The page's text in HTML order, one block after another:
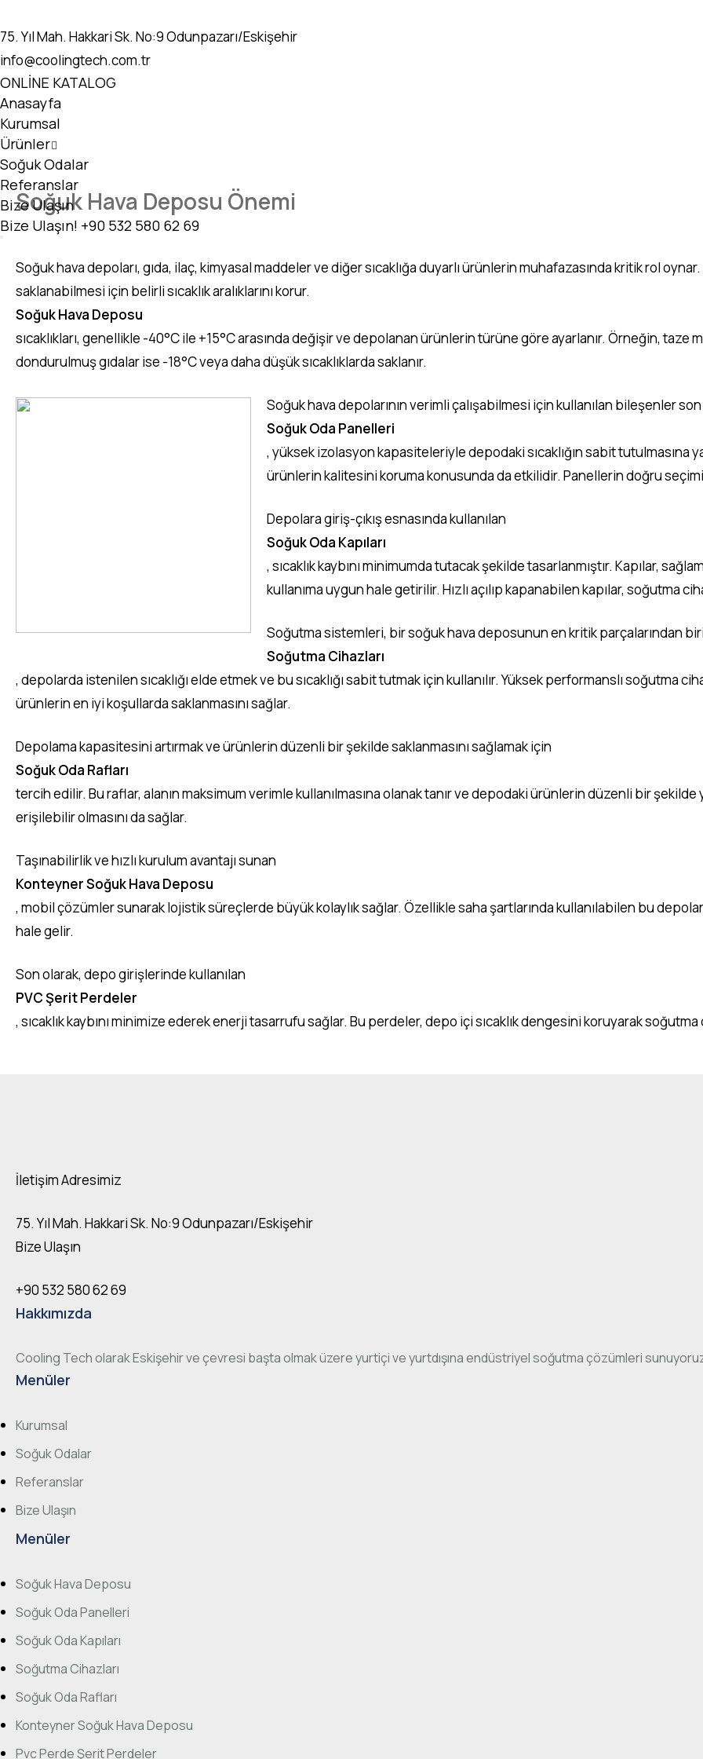
75. Yıl Mah. Hakkari Sk. No:9 Odunpazarı/Eskişehir
info@coolingtech.com.tr
ONLİNE KATALOG
Anasayfa
Kurumsal
Ürünler
Soğuk Odalar
Referanslar
Bize Ulaşın
Bize Ulaşın! +90 532 580 62 69
Soğuk Hava Deposu Önemi
Soğuk hava depoları, gıda, ilaç, kimyasal maddeler ve diğer sıcaklığa duyarlı ürünlerin muhafazasında kritik rol
saklanabilmesi için belirli sıcaklık aralıklarını korur.
Soğuk Hava Deposu
sıcaklıkları, genellikle -40°C ile +15°C arasında değişir ve depolanan ürünlerin türüne göre ayarlanır. Örneğin, taze
dondurulmuş gıdalar ise -18°C veya daha düşük sıcaklıklarda saklanır.
Soğuk hava depolarının verimli çalışabilmesi için kullanılan bileşenler
Soğuk Oda Panelleri
, yüksek izolasyon kapasiteleriyle depodaki sıcaklığın sabit tutulmasına
ürünlerin kalitesini koruma konusunda da etkilidir. Panellerin doğru
Depolara giriş-çıkış esnasında kullanılan
Soğuk Oda Kapıları
, sıcaklık kaybını minimumda tutacak şekilde tasarlanmıştır. Kapılar,
kullanıma uygun hale getirilir. Hızlı açılıp kapanabilen kapılar, soğutma
Soğutma sistemleri, bir soğuk hava deposunun en kritik parçalarından
Soğutma Cihazları
, depolarda istenilen sıcaklığı elde etmek ve bu sıcaklığı sabit tutmak için kullanılır. Yüksek performanslı soğutma
ürünlerin en iyi koşullarda saklanmasını sağlar.
Depolama kapasitesini artırmak ve ürünlerin düzenli bir şekilde saklanmasını sağlamak için
Soğuk Oda Rafları
tercih edilir. Bu raflar, alanın maksimum verimle kullanılmasına olanak tanır ve depodaki ürünlerin düzenli bir
erişilebilir olmasını da sağlar.
Taşınabilirlik ve hızlı kurulum avantajı sunan
Konteyner Soğuk Hava Deposu
, mobil çözümler sunarak lojistik süreçlerde büyük kolaylık sağlar. Özellikle saha şartlarında kullanılabilen bu
hale gelir.
Son olarak, depo girişlerinde kullanılan
PVC Şerit Perdeler
, sıcaklık kaybını minimize ederek enerji tasarrufu sağlar. Bu perdeler, depo içi sıcaklık dengesini koruyarak soğutma
İletişim Adresimiz
75. Yıl Mah. Hakkari Sk. No:9 Odunpazarı/Eskişehir
Bize Ulaşın
+90 532 580 62 69
Hakkımızda
Cooling Tech olarak Eskişehir ve çevresi başta olmak üzere yurtiçi ve yurtdışına endüstriyel soğutma çözümleri
Menüler
Kurumsal
Soğuk Odalar
Referanslar
Bize Ulaşın
Menüler
Soğuk Hava Deposu
Soğuk Oda Panelleri
Soğuk Oda Kapıları
Soğutma Cihazları
Soğuk Oda Rafları
Konteyner Soğuk Hava Deposu
Pvc Perde Şerit Perdeler